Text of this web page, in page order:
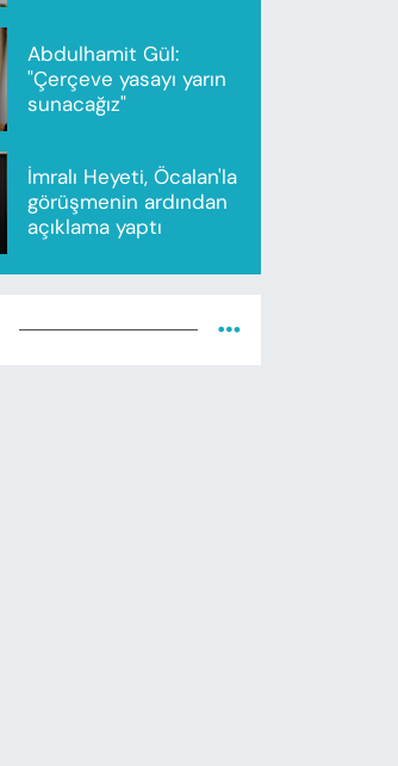
Abdulhamit Gül:
"Çerçeve yasayı yarın
sunacağız"
İmralı Heyeti, Öcalan'la
görüşmenin ardından
açıklama yaptı